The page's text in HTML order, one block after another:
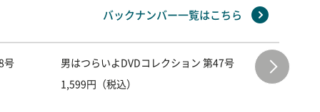
号
男はつらいよDVDコレクション 第47号
1,599円（税込）
男はつ
1,599円
バックナンバー一覧はこちら